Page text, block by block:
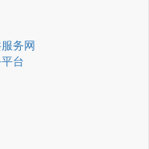
务网
台